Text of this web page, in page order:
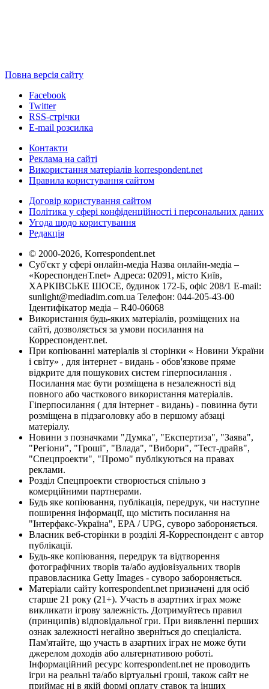
Повна версія сайту
Facebook
Twitter
RSS-стрічки
E-mail розсилка
Контакти
Реклама на сайті
Використання матеріалів korrespondent.net
Правила користування сайтом
Договір користування сайтом
Політика у сфері конфіденційності і персональних даних
Угода щодо користування
Редакція
© 2000-2026, Korrespondent.net
Суб'єкт у сфері онлайн-медіа Назва онлайн-медіа –
«КореспонденТ.net» Адреса: 02091, місто Київ,
ХАРКІВСЬКЕ ШОСЕ, будинок 172-Б, офіс 208/1 E-mail:
sunlight@mediadim.com.ua Телефон: 044-205-43-00
Ідентифікатор медіа – R40-06068
Використання будь-яких матеріалів, розміщених на
сайті, дозволяється за умови посилання на
Корреспондент.net.
При копіюванні матеріалів зі сторінки « Новини України
і світу» , для інтернет - видань - обов'язкове пряме
відкрите для пошукових систем гіперпосилання .
Посилання має бути розміщена в незалежності від
повного або часткового використання матеріалів.
Гіперпосилання ( для інтернет - видань) - повинна бути
розміщена в підзаголовку або в першому абзаці
матеріалу.
Новини з позначками "Думка", "Експертиза", "Заява",
"Регіони", "Гроші", "Влада", "Вибори", "Тест-драйв",
"Спецпроекти", "Промо" публікуються на правах
реклами.
Розділ Спецпроекти створюється спільно з
комерційними партнерами.
Будь яке копіювання, публікація, передрук, чи наступне
поширення інформації, що містить посилання на
"Інтерфакс-Україна", EPA / UPG, суворо забороняється.
Власник веб-сторінки в розділі Я-Корреспондент є автор
публікації.
Будь-яке копіювання, передрук та відтворення
фотографічних творів та/або аудіовізуальних творів
правовласника Getty Images - суворо забороняється.
Матеріали сайту korrespondent.net призначені для осіб
старше 21 року (21+). Участь в азартних іграх може
викликати ігрову залежність. Дотримуйтесь правил
(принципів) відповідальної гри. При виявленні перших
ознак залежності негайно зверніться до спеціаліста.
Пам'ятайте, що участь в азартних іграх не може бути
джерелом доходів або альтернативою роботі.
Інформаційний ресурс korrespondent.net не проводить
ігри на реальні та/або віртуальні гроші, також сайт не
приймає ні в якій формі оплату ставок та інших